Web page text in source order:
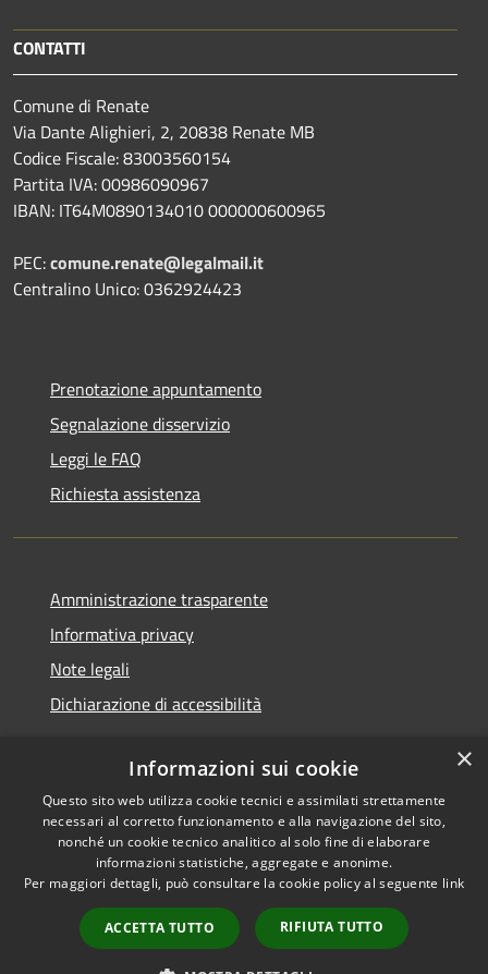
CONTATTI
Comune di Renate
Via Dante Alighieri, 2, 20838 Renate MB
Codice Fiscale: 83003560154
Partita IVA: 00986090967
IBAN: IT64M0890134010 000000600965
PEC:comune.renate@legalmail.it
Centralino Unico: 0362924423
Prenotazione appuntamento
Segnalazione disservizio
Leggi le FAQ
Richiesta assistenza
Amministrazione trasparente
Informativa privacy
Note legali
Dichiarazione di accessibilità
RSS
Accessibilità
Cookie
Mappa del sito
Segnalazioni di non
Copyright © 2026 • Comune di
Renate • Powered by
Municipium•Accesso
redazione
×
Informazioni sui cookie
Questo sito web utilizza cookie tecnici e assimilati strettamente
necessari al corretto funzionamento e alla navigazione del sito,
nonché un cookie tecnico analitico al solo fine di elaborare
informazioni statistiche, aggregate e anonime.
Per maggiori dettagli, può consultare la cookie policy al seguente link
ACCETTA TUTTO RIFIUTA TUTTO